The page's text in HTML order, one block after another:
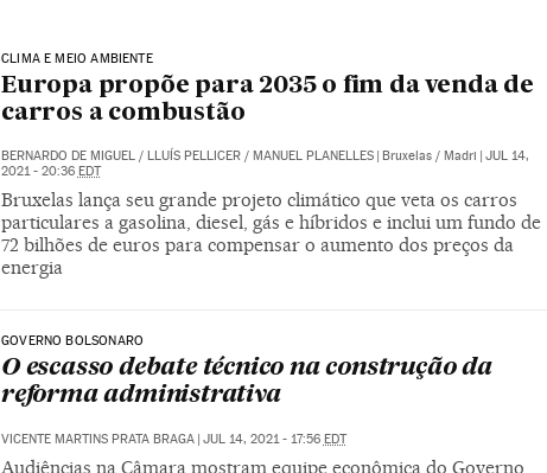
CLIMA E MEIO AMBIENTE
Europa propõe para 2035 o fim da venda de
carros a combustão
BERNARDO DE MIGUEL/ LLUÍS PELLICER/ MANUEL PLANELLES Bruxelas / Madri
JUL 14,
2021 - 20:36 EDT
Bruxelas lança seu grande projeto climático que veta os carros
particulares a gasolina, diesel, gás e híbridos e inclui um fundo de
72 bilhões de euros para compensar o aumento dos preços da
energia
GOVERNO BOLSONARO
O escasso debate técnico na construção da
reforma administrativa
VICENTE MARTINS PRATA BRAGA JUL 14, 2021 - 17:56 EDT
Audiências na Câmara mostram equipe econômica do Governo